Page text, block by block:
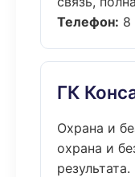
Телефон: 8
ГК
Охрана и
охрана и